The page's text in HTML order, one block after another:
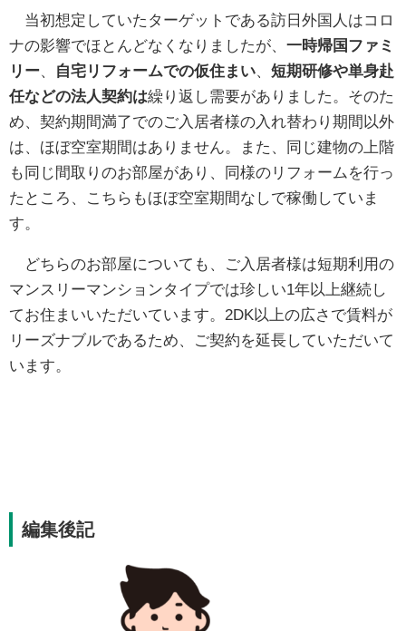
当初想定していたターゲットである訪日外国人はコロ
ナの影響でほとんどなくなりましたが、 一時帰国ファミ
リー、 自宅リフォームでの仮住まい、 短期研修や単身赴
任などの法人契約は繰り返し需要がありました。そのた
め、契約期間満了でのご入居者様の入れ替わり期間以外
は、ほぼ空室期間はありません。また、同じ建物の上階
も同じ間取りのお部屋があり、同様のリフォームを行っ
たところ、こちらもほぼ空室期間なしで稼働していま
す。
どちらのお部屋についても、ご入居者様は短期利用の
マンスリーマンションタイプでは珍しい1年以上継続し
てお住まいいただいています。2DK以上の広さで賃料が
リーズナブルであるため、ご契約を延長していただいて
います。
編集後記